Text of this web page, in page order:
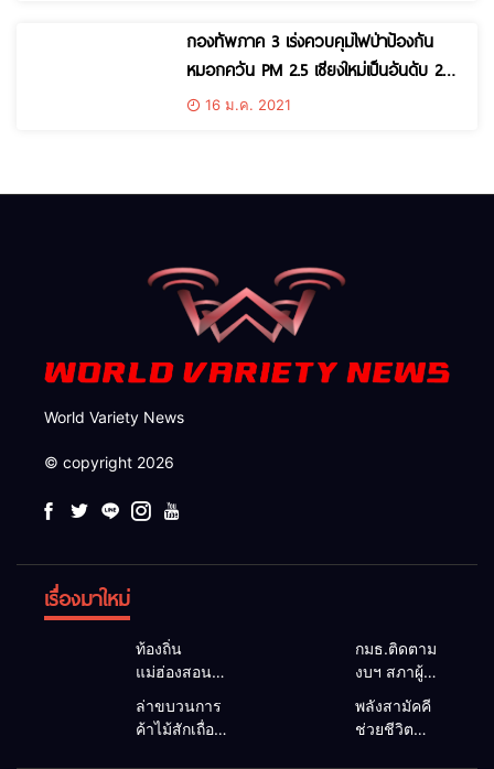
กองทัพภาค 3 เร่งควบคุมไฟป่าป้องกัน
หมอกควัน PM 2.5 เชียงใหม่เป็นอันดับ 2
ด้านเชียงดาวเตรียมแผนลาดตระเวนจับกุม
16 ม.ค. 2021
World Variety News
© copyright 2026
เรื่องมาใหม่
ท้องถิ่น
แม่ฮ่องสอน
ประชาชน นา
ยกฯ อบต.-
กำนัน ยื่น
กมธ.ติดตาม
งบฯ สภาผู้
แม่สะเรียง ถก
แนวทาง
บริหารงบ
ล่าขบวนการ
ค้าไม้สักเถื่อน
พลังสามัคคี
ช่วยชีวิต